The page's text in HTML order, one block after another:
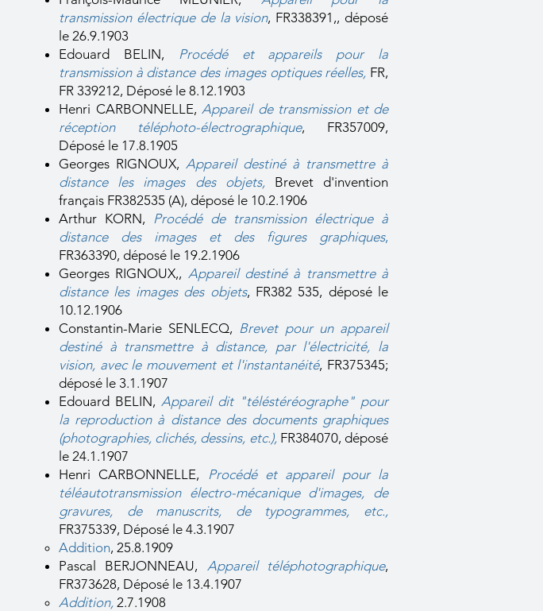
transmission électrique de la vision, FR338391,, déposé
le 26.9.1903
Edouard BELIN, Procédé et appareils pour la
transmission à distance des images optiques réelles, FR,
FR 339212, Déposé le 8.12.1903
Henri CARBONNELLE, Appareil de transmission et de
réception téléphoto-électrographique, FR357009,
Déposé le 17.8.1905
Georges RIGNOUX, Appareil destiné à transmettre à
distance les images des objets,Brevet d'invention
français FR382535 (A), déposé le 10.2.1906
Arthur KORN, Procédé de transmission électrique à
distance des images et des figures graphiques,
FR363390, déposé le 19.2.1906
Georges RIGNOUX,, Appareil destiné à transmettre à
distance les images des objets, FR382 535, déposé le
10.12.1906
Constantin-Marie SENLECQ, Brevet pour un appareil
destiné à transmettre à distance, par l'électricité, la
vision, avec le mouvement et l'instantanéité, FR375345;
déposé le 3.1.1907
Edouard BELIN, Appareil dit "téléstéréographe" pour
la reproduction à distance des documents graphiques
(photographies, clichés, dessins, etc.),FR384070, déposé
le 24.1.1907
Henri CARBONNELLE, Procédé et appareil pour la
téléautotransmission électro-mécanique d'images, de
gravures, de manuscrits, de typogrammes, etc.,
FR375339, Déposé le 4.3.1907
Addition, 25.8.1909​
Pascal BERJONNEAU, Appareil téléphotographique,
FR373628, Déposé le 13.4.1907
Addition, 2.7.1908​